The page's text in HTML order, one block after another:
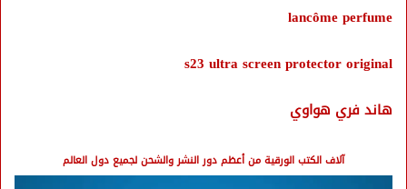
lancôme perfume
s23 ultra screen protector original
هاند فري هواوي
آلاف الكتب الورقية من أعظم دور النشر والشحن لجميع دول العالم